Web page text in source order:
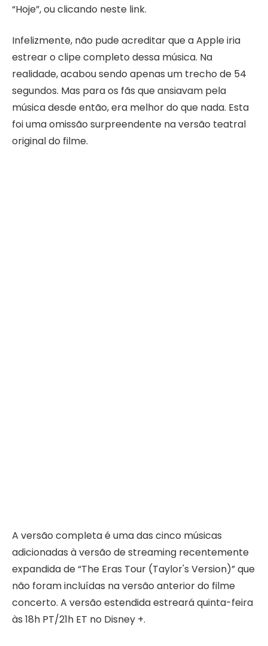
“Hoje”, ou clicando neste link.
Infelizmente, não pude acreditar que a Apple iria
estrear o clipe completo dessa música. Na
realidade, acabou sendo apenas um trecho de 54
segundos. Mas para os fãs que ansiavam pela
música desde então, era melhor do que nada. Esta
foi uma omissão surpreendente na versão teatral
original do filme.
A versão completa é uma das cinco músicas
adicionadas à versão de streaming recentemente
expandida de “The Eras Tour (Taylor's Version)” que
não foram incluídas na versão anterior do filme
concerto. A versão estendida estreará quinta-feira
às 18h PT/21h ET no Disney +.